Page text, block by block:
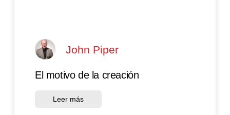
John Piper
El motivo de la creación
Leer más